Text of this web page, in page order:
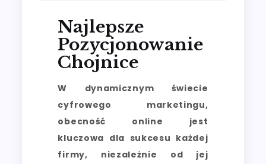
Najlepsze
Pozycjonowanie
Chojnice
W dynamicznym świecie
cyfrowego marketingu,
obecność online jest
kluczowa dla sukcesu każdej
firmy, niezależnie od jej